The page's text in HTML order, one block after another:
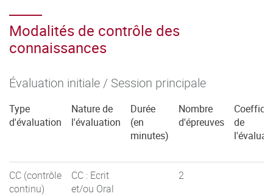
Modalités de contrôle des
connaissances
Évaluation initiale / Session principale
Type
d'évaluation
Nature de
l'évaluation
Durée
(en
minutes)
Nombre
d'épreuves
de
CC (contrôle
continu)
CC : Ecrit
et/ou Oral
2